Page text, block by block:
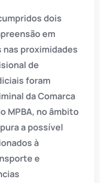
dois
em
proximidades
de
foram
da Comarca
MPBA, no âmbito
a possível
à
e